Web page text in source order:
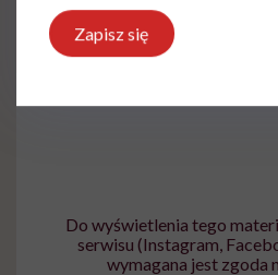
mu ulżyć” – mówi pani
„Gazetą Wyborczą”.
Do wyświetlenia tego
serwisu (Instagram,
wymagana jest zgoda
Zapisz się